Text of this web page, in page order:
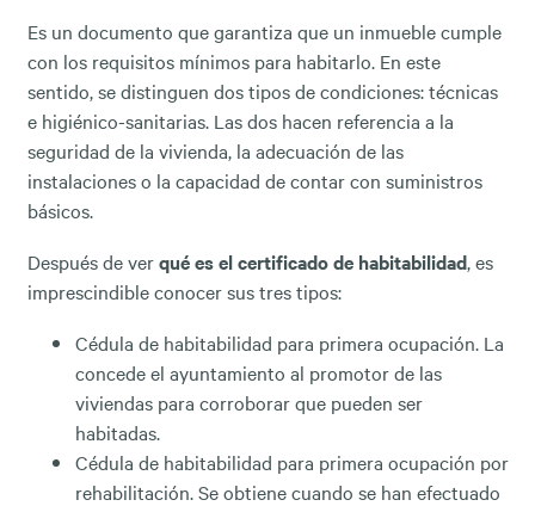
Es un documento que garantiza que un inmueble cumple
con los requisitos mínimos para habitarlo. En este
sentido, se distinguen dos tipos de condiciones: técnicas
e higiénico-sanitarias. Las dos hacen referencia a la
seguridad de la vivienda, la adecuación de las
instalaciones o la capacidad de contar con suministros
básicos.
Después de verqué es el certificado de habitabilidad, es
imprescindible conocer sus tres tipos:
Cédula de habitabilidad para primera ocupación. La
concede el ayuntamiento al promotor de las
viviendas para corroborar que pueden ser
habitadas.
Cédula de habitabilidad para primera ocupación por
rehabilitación. Se obtiene cuando se han efectuado